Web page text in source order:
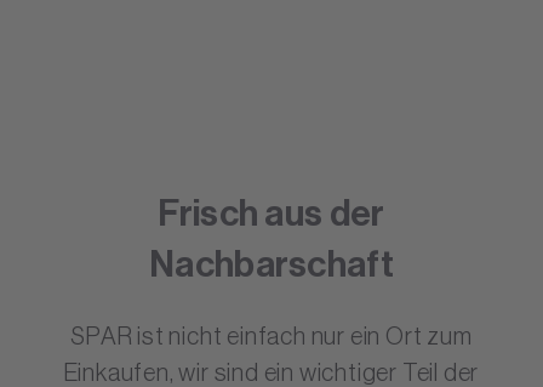
Frisch aus der
Nachbarschaft
SPAR ist nicht einfach nur ein Ort zum
Einkaufen, wir sind ein wichtiger Teil der